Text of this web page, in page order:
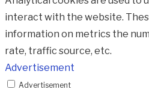
interact with the website.
information on metrics the
rate, traffic source, etc.
Advertisement
Advertisement